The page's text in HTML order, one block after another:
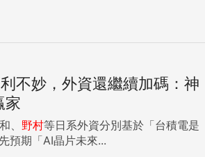
不妙，外資還繼續加碼：神
家
、 野村等日系外資分別基於「台積電是
預期「AI晶片未來...